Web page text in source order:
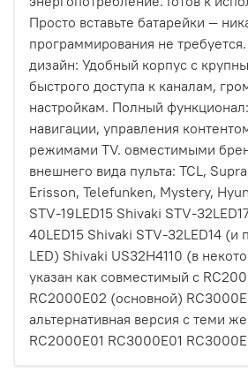
Просто вставьте батарейки —
программирования не
дизайн: Удобный корпус с
быстрого доступа к каналам,
настройкам. Полный
навигации, управления
режимами TV. овместимыми
внешнего вида пульта: TCL,
Erisson, Telefunken, Mystery,
STV-19LED15 Shivaki STV-
40LED15 Shivaki STV-32LED14 (и
LED) Shivaki US32H4110 (в
указан как совместимый с
RC2000E02 (основной)
альтернативная версия с теми
RC2000E01 RC3000E01